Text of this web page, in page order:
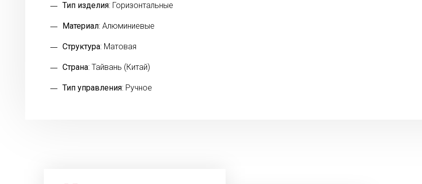
Тип изделия: Горизонтальные
Материал: Алюминиевые
Структура: Матовая
Страна: Тайвань (Китай)
Тип управления: Ручное